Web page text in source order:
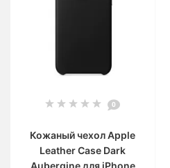
0
Кожаный чехол Apple
Leather Case Dark
Aubergine для iPhone